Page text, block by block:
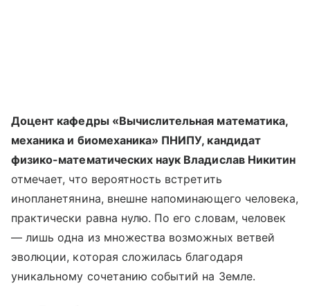
Доцент кафедры «Вычислительная математика,
механика и биомеханика» ПНИПУ, кандидат
физико-математических наук Владислав Никитин
отмечает, что вероятность встретить
инопланетянина, внешне напоминающего человека,
практически равна нулю. По его словам, человек
— лишь одна из множества возможных ветвей
эволюции, которая сложилась благодаря
уникальному сочетанию событий на Земле.